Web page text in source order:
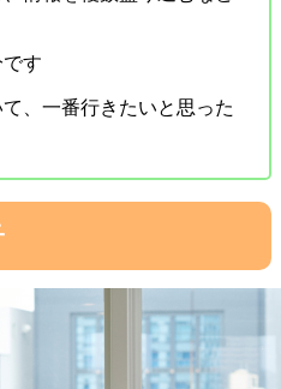
です
、一番行きたいと思った